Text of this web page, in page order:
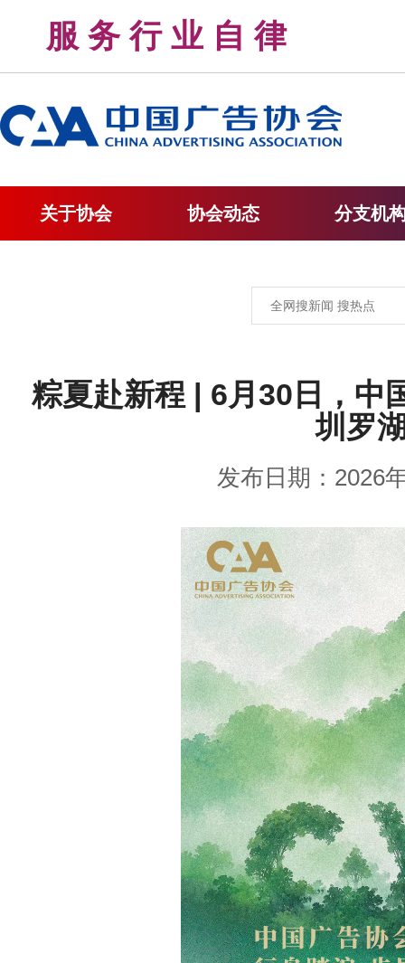
服 务 行 业 自 律
关于协会 协会动态 分支机
粽夏赴新程 | 6月30日，中
圳罗
发布日期：2026